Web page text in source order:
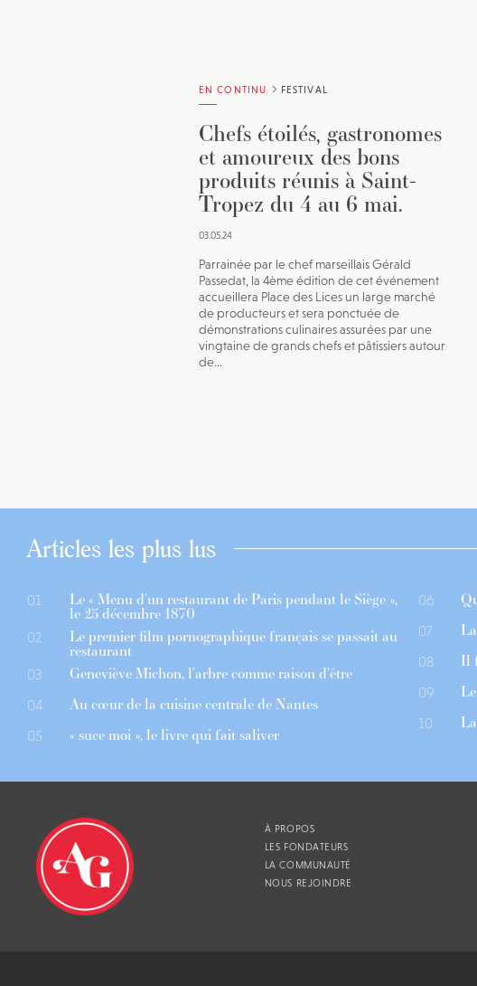
EN CONTINU FESTIVAL
Chefs étoilés, gastronomes
et amoureux des bons
produits réunis à Saint-
Tropez du 4 au 6 mai.
03.05.24
Parrainée par le chef marseillais Gérald
Passedat, la 4ème édition de cet événement
accueillera Place des Lices un large marché
de producteurs et sera ponctuée de
démonstrations culinaires assurées par une
vingtaine de grands chefs et pâtissiers autour
de...
Articles les plus lus
01 Le « Menu d’un restaurant de Paris pendant le Siège »,
le 25 décembre 1870
02 Le premier film pornographique français se passait au
restaurant
03 Geneviève Michon, l’arbre comme raison d’être
04 Au cœur de la cuisine centrale de Nantes
05 « suce moi », le livre qui fait saliver
06
07
08 Il
09
10
À PROPOS
LES FONDATEURS
LA COMMUNAUTÉ
NOUS REJOINDRE